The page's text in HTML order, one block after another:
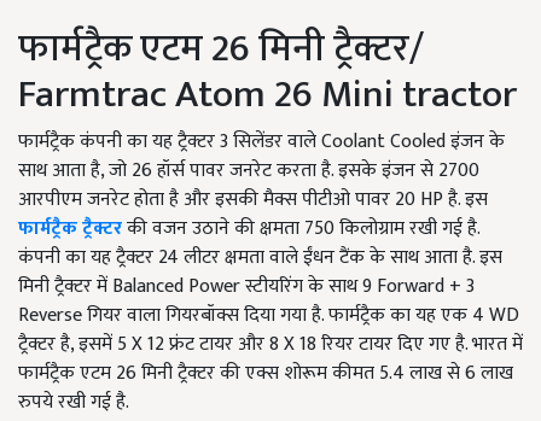
फार्मट्रैक एटम 26 मिनी ट्रैक्टर/
Farmtrac Atom 26 Mini tractor
फार्मट्रैक कंपनी का यह ट्रैक्टर 3 सिलेंडर वाले Coolant Cooled इंजन के
साथ आता है, जो 26 हॉर्स पावर जनरेट करता है. इसके इंजन से 2700
आरपीएम जनरेट होता है और इसकी मैक्स पीटीओ पावर 20 HP है. इस
फार्मट्रैक ट्रैक्टरकी वजन उठाने की क्षमता 750 किलोग्राम रखी गई है.
कंपनी का यह ट्रैक्टर 24 लीटर क्षमता वाले ईंधन टैंक के साथ आता है. इस
मिनी ट्रैक्टर में Balanced Power स्टीयरिंग के साथ 9 Forward + 3
Reverse गियर वाला गियरबॉक्स दिया गया है. फार्मट्रैक का यह एक 4 WD
ट्रैक्टर है, इसमें 5 X 12 फ्रंट टायर और 8 X 18 रियर टायर दिए गए है. भारत में
फार्मट्रैक एटम 26 मिनी ट्रैक्टर की एक्स शोरूम कीमत 5.4 लाख से 6 लाख
रुपये रखी गई है.